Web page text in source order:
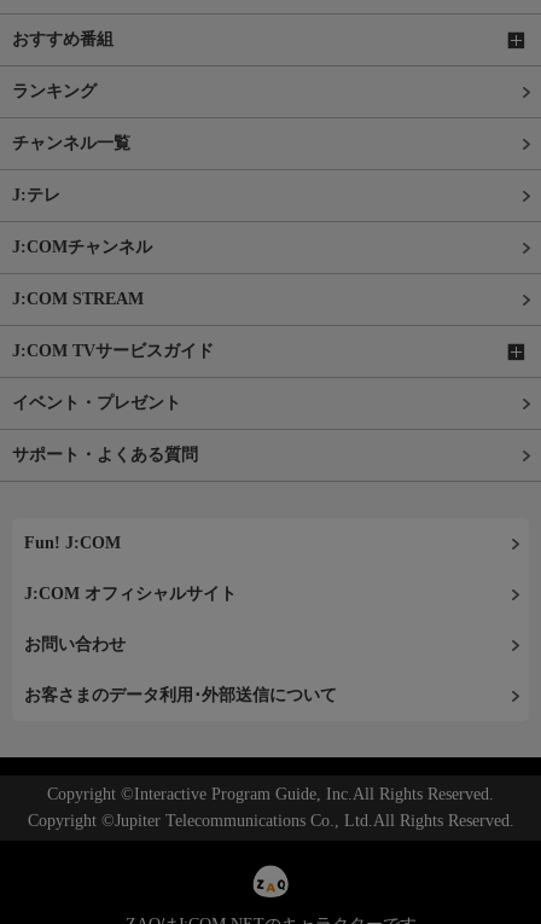
おすすめ番組
ランキング
チャンネル一覧
J:テレ
J:COMチャンネル
J:COM STREAM
J:COM TVサービスガイド
イベント・プレゼント
サポート・よくある質問
Fun! J:COM
J:COM オフィシャルサイト
お問い合わせ
お客さまのデータ利用･外部送信について
Copyright ©Interactive Program Guide, Inc.All Rights Reserved.
Copyright ©Jupiter Telecommunications Co., Ltd.All Rights Reserved.